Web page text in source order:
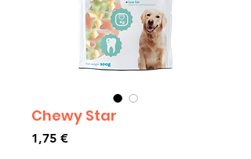
Chewy Star
1,75 €Prezzo